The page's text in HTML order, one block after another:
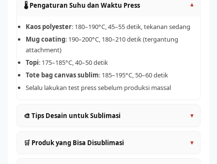
🌡️ Pengaturan Suhu dan Waktu Press ▾
Kaos polyester: 180–190°C, 45–55 detik, tekanan sedang
Mug coating: 190–200°C, 180–210 detik (tergantung
attachment)
Topi: 175–185°C, 40–50 detik
Tote bag canvas sublim: 185–195°C, 50–60 detik
Selalu lakukan test press sebelum produksi massal
🎨 Tips Desain untuk Sublimasi ▾
yang lebih akurat
🛒 Produk yang Bisa Disublimasi ▾